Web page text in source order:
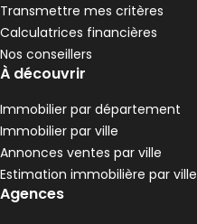
Transmettre mes critères
Calculatrices financières
Nos conseillers
À découvrir
Immobilier par département
Immobilier par ville
Annonces ventes par ville
Estimation immobilière par ville
Agences